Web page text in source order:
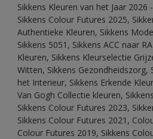
Sikkens Kleuren van het Jaar
Sikkens Colour Futures 2025,
Authentieke Kleuren, Sikkens
Sikkens 5051, Sikkens ACC naar
Kleuren, Sikkens Kleurselectie
Witten, Sikkens Gezondheidszorg,
het Interieur, Sikkens Erkende
Van Gogh Collectie kleuren,
Sikkens Colour Futures 2023,
Sikkens Colour Futures 2021,
Colour Futures 2019, Sikkens